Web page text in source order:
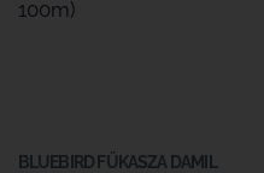
BLUEBIRD FŰKASZA DAMIL